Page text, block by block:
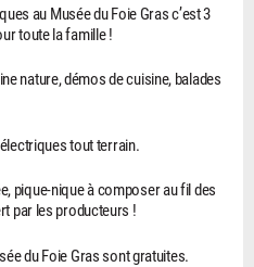
au Musée du Foie Gras c’est 3
toute la famille !
nature, démos de cuisine, balades
tout terrain.
pique-nique à composer au fil des
par les producteurs !
du Foie Gras sont gratuites.